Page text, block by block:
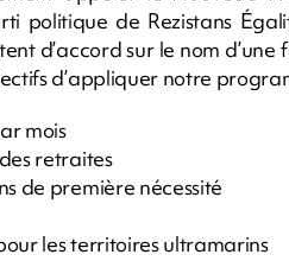
politique de Rezistans
d’accord sur le nom
d’appliquer notre
mois
retraites
de première nécessité
les territoires ultramarins